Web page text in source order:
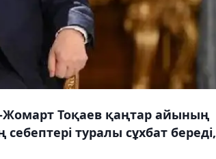
Жомарт Тоқаев қаңтар айының
туралы сұхбат береді,